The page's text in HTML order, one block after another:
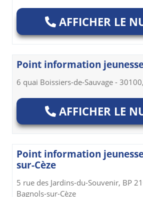
AFFICHER LE
Point information
6 quai Boissiers-de-Sauvage -
AFFICHER LE
Point information
sur-Cèze
5 rue des Jardins-du-Souvenir, BP
Bagnols-sur-Cèze